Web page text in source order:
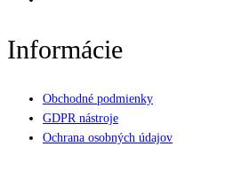
Informácie
Obchodné podmienky
GDPR nástroje
Ochrana osobných údajov